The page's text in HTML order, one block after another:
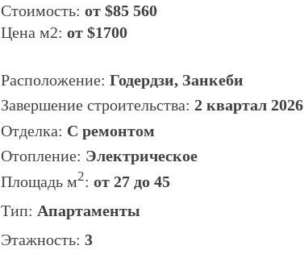
Стоимость: от $85 560
Цена м2: от $1700
Расположение: Годердзи, Занкеби
Завершение строительства: 2 квартал 2026
Отделка: С ремонтом
Отопление: Электрическое
Площадь м2: от 27 до 45
Тип: Апартаменты
Этажность: 3